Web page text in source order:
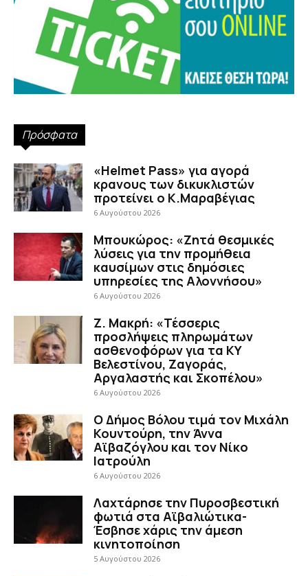
Πρόσφατα
«Helmet Pass» για αγορά
κρανους των δικυκλιστών
προτείνει ο Κ.Μαραβέγιας
6 Αυγούστου 2026
Μπουκώρος: «Ζητά θεσμικές
λύσεις για την προμήθεια
καυσίμων στις δημόσιες
υπηρεσίες της Αλοννήσου»
6 Αυγούστου 2026
Ζ. Μακρή: «Τέσσερις
προσλήψεις πληρωμάτων
ασθενοφόρων για τα ΚΥ
Βελεστίνου, Ζαγοράς,
Αργαλαστής και Σκοπέλου»
6 Αυγούστου 2026
Ο Δήμος Βόλου τιμά τον Μιχάλη
Κουντούρη, την Άννα
Αϊβαζόγλου και τον Νίκο
Ιατρούλη
6 Αυγούστου 2026
Λαχτάρησε την Πυροσβεστική
φωτιά στα Αϊβαλιώτικα-
Έσβησε χάρις την άμεση
κινητοποίηση
5 Αυγούστου 2026